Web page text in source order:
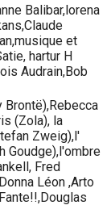
Balibar,lorena
et
hartur H
Audrain,Bob
Brontë),Rebecca
(Zola), la
Zweig),l'
Goudge),l'ombre
Fred
Léon ,Arto